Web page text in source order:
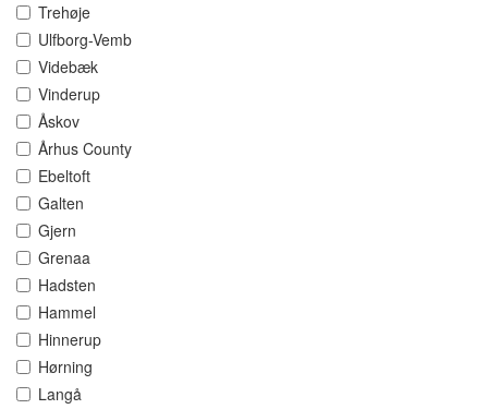
Trehøje
Ulfborg-Vemb
Videbæk
Vinderup
Åskov
Århus County
Ebeltoft
Galten
Gjern
Grenaa
Hadsten
Hammel
Hinnerup
Hørning
Langå